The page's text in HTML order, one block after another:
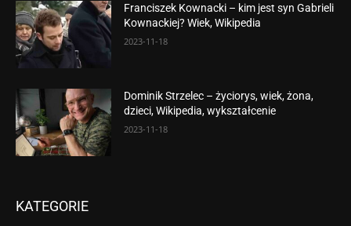
Franciszek Kownacki – kim jest syn Gabrieli
Kownackiej? Wiek, Wikipedia
2023-11-18
Dominik Strzelec – życiorys, wiek, żona,
dzieci, Wikipedia, wykształcenie
2023-11-18
KATEGORIE